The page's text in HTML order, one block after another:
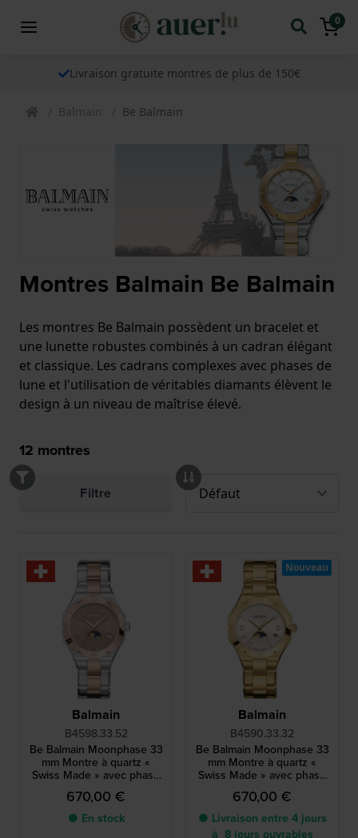
0
Livraison gratuite montres de plus de 150€
Balmain Be Balmain
Montres Balmain Be Balmain
Les montres Be Balmain possèdent un bracelet et
une lunette robustes combinés à un cadran élégant
et classique. Les cadrans complexes avec phases de
lune et l'utilisation de véritables diamants élèvent le
design à un niveau de maîtrise élevé.
12 montres
Filtre
Balmain
B4598.33.52
Be Balmain Moonphase 33
mm Montre à quartz «
Swiss Made » avec phase
de lune
670,00 €
● En stock
Balmain
B4590.33.32
Be Balmain Moonphase 33
mm Montre à quartz «
Swiss Made » avec phase
de lune
670,00 €
● Livraison entre 4 jours
à 8 jours ouvrables
Nouveau